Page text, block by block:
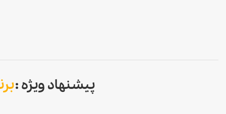
پیشنهاد ویژه :